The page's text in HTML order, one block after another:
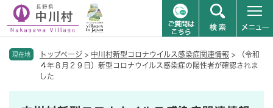
現在地 トップページ > 中川村新型コロナウイルス感染症関連情報 >
（令和
４年８月２９日）新型コロナウイルス感染症の陽性者が確認されま
した